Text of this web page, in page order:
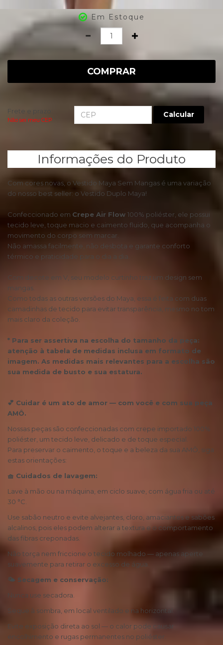
Em Estoque
Quantidade
COMPRAR
Frete e prazo:
Não sei meu CEP
Calcular
Informações do Produto
Com cores novas, o Vestido Maya Sem Mangas é uma variação
do nosso best seller: o Vestido Duplo Maya!
Confeccionado em Crepe Air Flow 100% poliéster, ele possui
tecido leve, toque macio e caimento fluido, que acompanha o
movimento do corpo sem marcar.
Não amassa facilmente, não desbota e garante conforto
térmico e praticidade para o dia a dia.
Com decote em V, seu modelo curtinho traz um design sem
mangas.
Como todas as outras versões do Maya, essa é feita com duas
camadinhas de tecido para evitar transparência, mesmo no tom
mais claro da coleção.
* Para ser assertiva na escolha do tamanho da peça:
atenção à tabela de medidas inclusa em formato de
imagem. As medidas mais relevantes para a escolha são
sua medida de busto e sua estatura.
💕 Cuidar é um ato de amor — com você e com sua peça
AMÔ.
Nossas peças são confeccionadas com crepe importado 100%
poliéster, um tecido leve, delicado e de toque especial.
Para preservar o caimento, o toque e a beleza da sua AMÔ, siga
estas orientações:
🧺 Cuidados de lavagem:
Lave à mão ou na máquina, em ciclo suave, com água fria ou até
30 °C.
Use sabão neutro e evite alvejantes, cloro, amaciantes e sabões
alcalinos, pois eles podem alterar a textura e o comportamento
das fibras creponadas.
Não torça nem friccione o tecido molhado — apenas aperte
suavemente para retirar o excesso de água.
🌤 Secagem e conservação:
Nunca use secadora.
Seque à sombra, em local ventilado e na horizontal.
Evite exposição direta ao sol — o calor pode causar
encolhimento e rugas permanentes no poliéster.